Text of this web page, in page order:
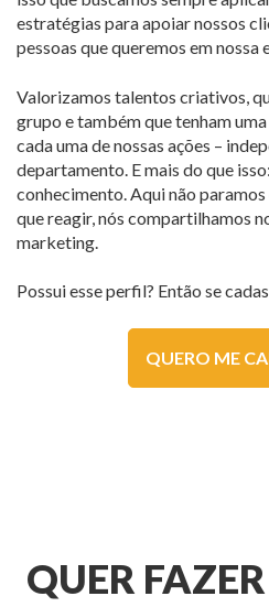
estratégias para apoiar nossos
pessoas que queremos em nossa
Valorizamos talentos criativos,
grupo e também que tenham
cada uma de nossas ações –
departamento. E mais do que
conhecimento. Aqui não
que reagir, nós compartilhamos
marketing.
Possui esse perfil? Então se
QUERO ME
QUER